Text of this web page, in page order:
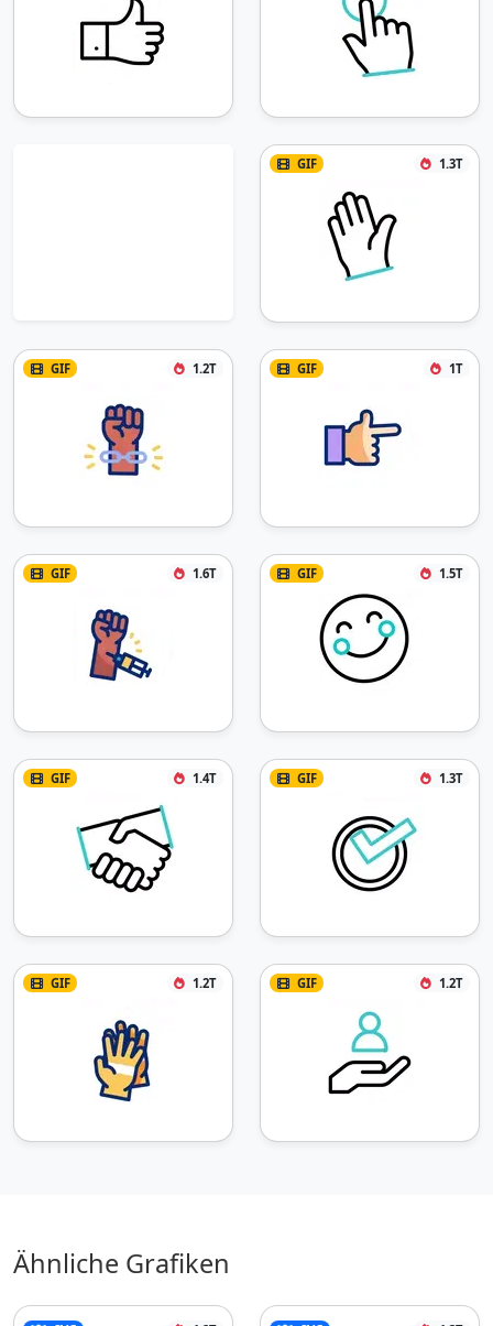
GIF 1.3T
GIF 1.2T GIF 1T
GIF 1.6T GIF 1.5T
GIF 1.4T GIF 1.3T
GIF 1.2T GIF 1.2T
Ähnliche Grafiken